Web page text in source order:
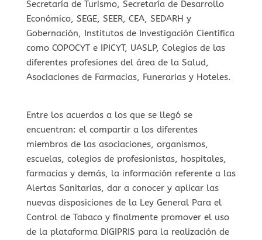
Secretaría de Turismo, Secretaría de Desarrollo
Económico, SEGE, SEER, CEA, SEDARH y
Gobernación, Institutos de Investigación Científica
como COPOCYT e IPICYT, UASLP, Colegios de las
diferentes profesiones del área de la Salud,
Asociaciones de Farmacias, Funerarias y Hoteles.
Entre los acuerdos a los que se llegó se
encuentran: el compartir a los diferentes
miembros de las asociaciones, organismos,
escuelas, colegios de profesionistas, hospitales,
farmacias y demás, la información referente a las
Alertas Sanitarias, dar a conocer y aplicar las
nuevas disposiciones de la Ley General Para el
Control de Tabaco y finalmente promover el uso
de la plataforma DIGIPRIS para la realización de